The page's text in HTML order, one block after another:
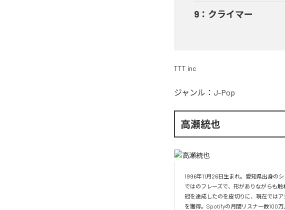
9 ： クライマー
TTT inc
ジャンル： J-Pop
高瀬統也
1996年11月26日生まれ。愛知県出身の
ではのフレーズで、形がありながらも
冠を達成したのを皮切りに、現在では
を獲得。Spotifyの月間リスナー数100